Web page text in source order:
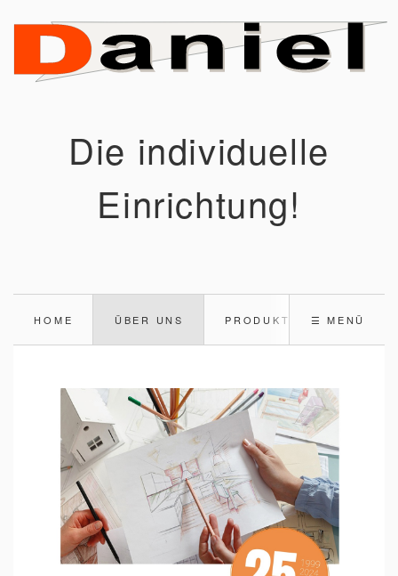
Die individuelle
Einrichtung!
HOME ÜBER UNS PRODUKTE ☰ MENÜ